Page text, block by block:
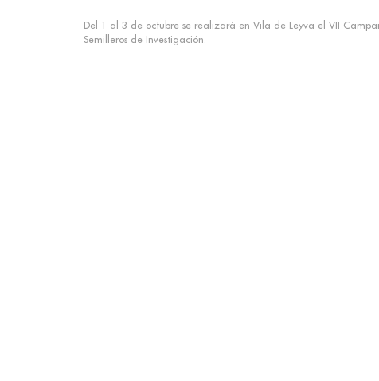
Del 1 al 3 de octubre se realizará en Vila de Leyva el VII
Semilleros de Investigación.